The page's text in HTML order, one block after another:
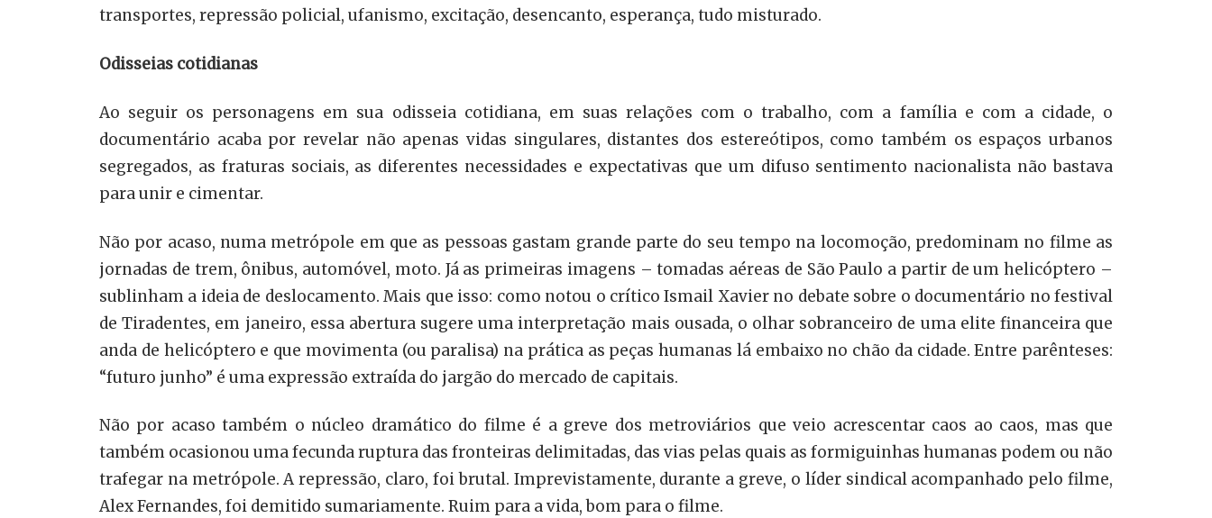
transportes, repressão policial, ufanismo, excitação, desencanto, esperança, tudo misturado.
Odisseias cotidianas
Ao seguir os personagens em sua odisseia cotidiana, em suas relações com o trabalho, com a família e com a cidade, o
documentário acaba por revelar não apenas vidas singulares, distantes dos estereótipos, como também os espaços urbanos
segregados, as fraturas sociais, as diferentes necessidades e expectativas que um difuso sentimento nacionalista não bastava
para unir e cimentar.
Não por acaso, numa metrópole em que as pessoas gastam grande parte do seu tempo na locomoção, predominam no filme as
jornadas de trem, ônibus, automóvel, moto. Já as primeiras imagens – tomadas aéreas de São Paulo a partir de um helicóptero –
sublinham a ideia de deslocamento. Mais que isso: como notou o crítico Ismail Xavier no debate sobre o documentário no festival
de Tiradentes, em janeiro, essa abertura sugere uma interpretação mais ousada, o olhar sobranceiro de uma elite financeira que
anda de helicóptero e que movimenta (ou paralisa) na prática as peças humanas lá embaixo no chão da cidade. Entre parênteses:
“futuro junho” é uma expressão extraída do jargão do mercado de capitais.
Não por acaso também o núcleo dramático do filme é a greve dos metroviários que veio acrescentar caos ao caos, mas que
também ocasionou uma fecunda ruptura das fronteiras delimitadas, das vias pelas quais as formiguinhas humanas podem ou não
trafegar na metrópole. A repressão, claro, foi brutal. Imprevistamente, durante a greve, o líder sindical acompanhado pelo filme,
Alex Fernandes, foi demitido sumariamente. Ruim para a vida, bom para o filme.